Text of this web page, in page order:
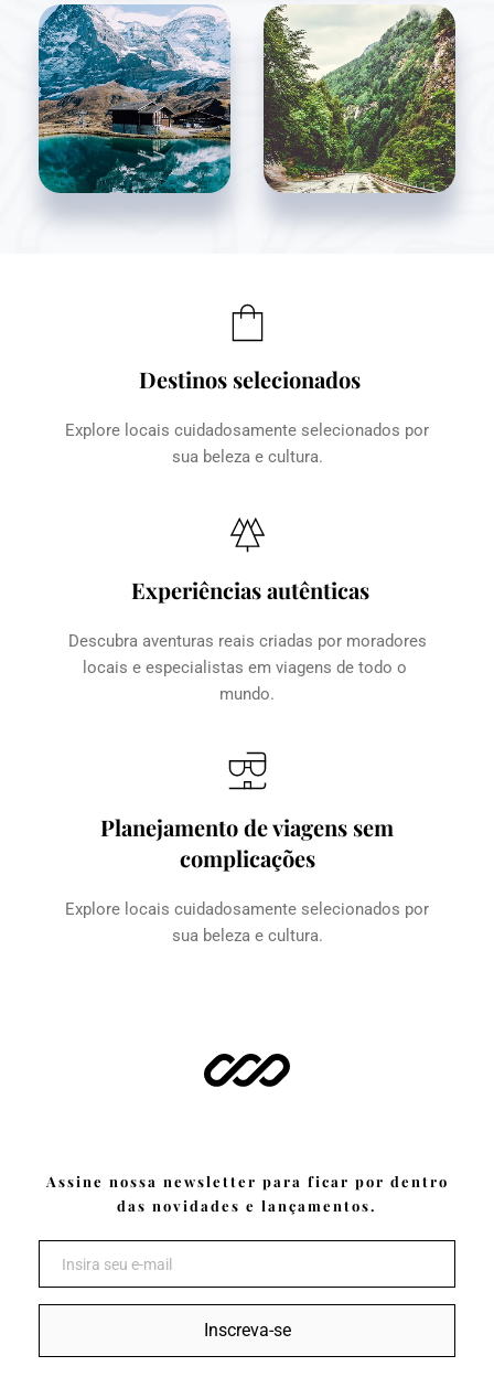
Destinos selecionados
Explore locais cuidadosamente selecionados por
sua beleza e cultura.
Experiências autênticas
Descubra aventuras reais criadas por moradores
locais e especialistas em viagens de todo o
mundo.
Planejamento de viagens sem
complicações
Explore locais cuidadosamente selecionados por
sua beleza e cultura.
Assine nossa newsletter para ficar por dentro
das novidades e lançamentos.
Inscreva-se